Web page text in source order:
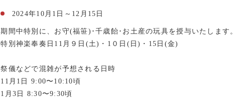
2024年10月1日～12月15日
期間中特別に、お守(福笹)･千歳飴･お土産の玩具を授与いたします。
特別神楽奉奏日 11月９日(土)・1０日(日)・15日(金)
祭儀などで混雑が予想される日時
11月1日 9:00〜10:10頃
1月3日 8:30〜9:30頃